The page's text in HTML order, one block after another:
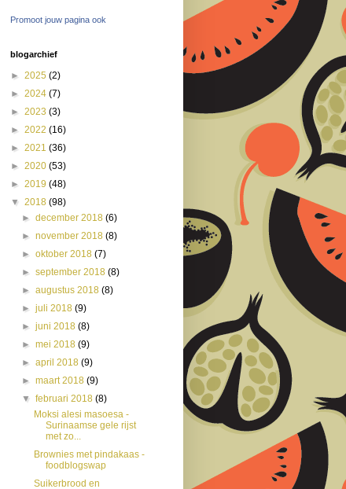
Promoot jouw pagina ook
blogarchief
► 2025 (2)
► 2024 (7)
► 2023 (3)
► 2022 (16)
► 2021 (36)
► 2020 (53)
► 2019 (48)
▼ 2018 (98)
►december 2018(6)
►november 2018(8)
►oktober 2018(7)
►september 2018(8)
►augustus 2018(8)
►juli 2018(9)
►juni 2018(8)
►mei 2018(9)
►april 2018(9)
►maart 2018(9)
▼februari 2018(8)
Moksi alesi masoesa -
Surinaamse gele rijst
met zo...
Brownies met pindakaas -
foodblogswap
Suikerbrood en